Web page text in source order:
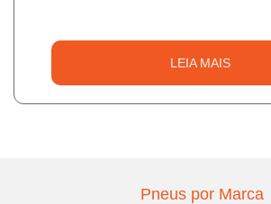
LEIA MAIS
Pneus por Marca